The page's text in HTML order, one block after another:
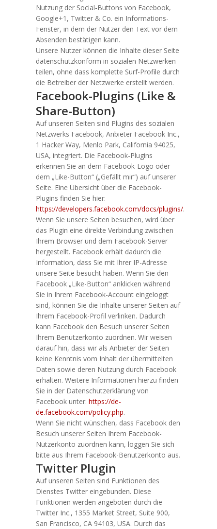
Nutzung der Social-Buttons von Facebook,
Google+1, Twitter & Co. ein Informations-
Fenster, in dem der Nutzer den Text vor dem
Absenden bestätigen kann.
Unsere Nutzer können die Inhalte dieser Seite
datenschutzkonform in sozialen Netzwerken
teilen, ohne dass komplette Surf-Profile durch
die Betreiber der Netzwerke erstellt werden.
Facebook-Plugins (Like &
Share-Button)
Auf unseren Seiten sind Plugins des sozialen
Netzwerks Facebook, Anbieter Facebook Inc.,
1 Hacker Way, Menlo Park, California 94025,
USA, integriert. Die Facebook-Plugins
erkennen Sie an dem Facebook-Logo oder
dem „Like-Button“ („Gefällt mir“) auf unserer
Seite. Eine Übersicht über die Facebook-
Plugins finden Sie hier:
https://developers.facebook.com/docs/plugins/.
Wenn Sie unsere Seiten besuchen, wird über
das Plugin eine direkte Verbindung zwischen
Ihrem Browser und dem Facebook-Server
hergestellt. Facebook erhält dadurch die
Information, dass Sie mit Ihrer IP-Adresse
unsere Seite besucht haben. Wenn Sie den
Facebook „Like-Button“ anklicken während
Sie in Ihrem Facebook-Account eingeloggt
sind, können Sie die Inhalte unserer Seiten auf
Ihrem Facebook-Profil verlinken. Dadurch
kann Facebook den Besuch unserer Seiten
Ihrem Benutzerkonto zuordnen. Wir weisen
darauf hin, dass wir als Anbieter der Seiten
keine Kenntnis vom Inhalt der übermittelten
Daten sowie deren Nutzung durch Facebook
erhalten. Weitere Informationen hierzu finden
Sie in der Datenschutzerklärung von
Facebook unter: https://de-
de.facebook.com/policy.php.
Wenn Sie nicht wünschen, dass Facebook den
Besuch unserer Seiten Ihrem Facebook-
Nutzerkonto zuordnen kann, loggen Sie sich
bitte aus Ihrem Facebook-Benutzerkonto aus.
Twitter Plugin
Auf unseren Seiten sind Funktionen des
Dienstes Twitter eingebunden. Diese
Funktionen werden angeboten durch die
Twitter Inc., 1355 Market Street, Suite 900,
San Francisco, CA 94103, USA. Durch das